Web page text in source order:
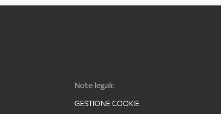
Note legali:
GESTIONE COOKIE